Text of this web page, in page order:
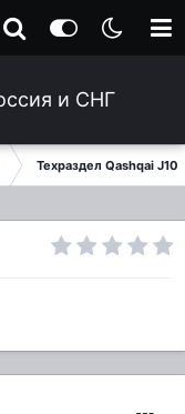
Техраздел Qashqai J10